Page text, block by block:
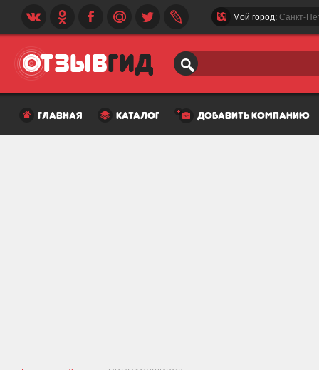
Мой город: Санкт-
главная каталог добавить компанию